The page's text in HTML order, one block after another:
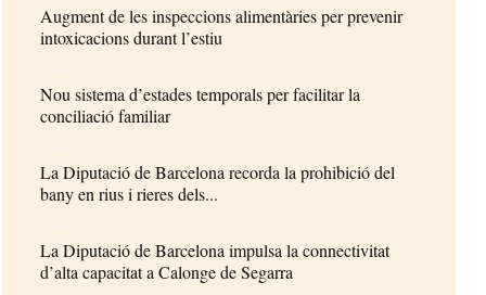
Augment de les inspeccions alimentàries per prevenir
intoxicacions durant l’estiu
Nou sistema d’estades temporals per facilitar la
conciliació familiar
La Diputació de Barcelona recorda la prohibició del
bany en rius i rieres dels...
La Diputació de Barcelona impulsa la connectivitat
d’alta capacitat a Calonge de Segarra